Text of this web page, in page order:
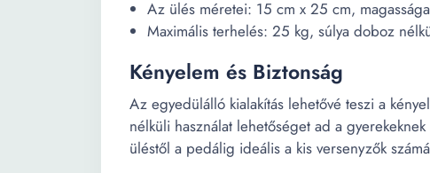
Az ülés méretei: 15 cm x 25 cm,
Maximális terhelés: 25 kg, súlya doboz
Kényelem és Biztonság
Az egyedülálló kialakítás lehetővé teszi a
nélküli használat lehetőséget ad a
üléstől a pedálig ideális a kis versenyzők